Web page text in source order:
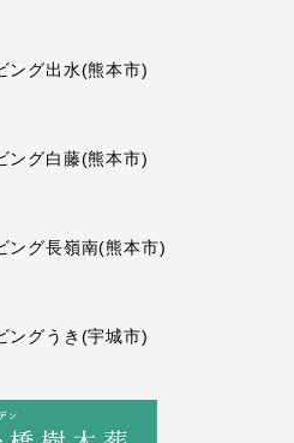
ング出水(熊本市)
ング白藤(熊本市)
ング長嶺南(熊本市)
ングうき(宇城市)